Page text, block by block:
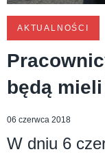
AKTUALNOŚCI
będą
06 czerwca 2018
W dniu 6